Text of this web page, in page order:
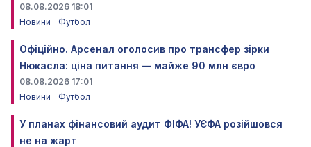
08.08.2026 18:01
Новини
Футбол
Офіційно. Арсенал оголосив про трансфер зірки
Нюкасла: ціна питання — майже 90 млн євро
08.08.2026 17:01
Новини
Футбол
У планах фінансовий аудит ФІФА! УЄФА розійшовся
не на жарт